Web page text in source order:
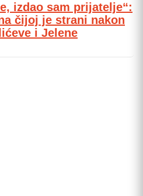
izdao sam prijatelje“:
čijoj je strani nakon
i Jelene